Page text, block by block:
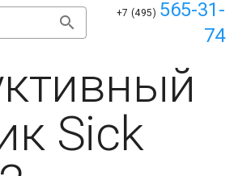
+7 (495) 565-31-
74
Sick